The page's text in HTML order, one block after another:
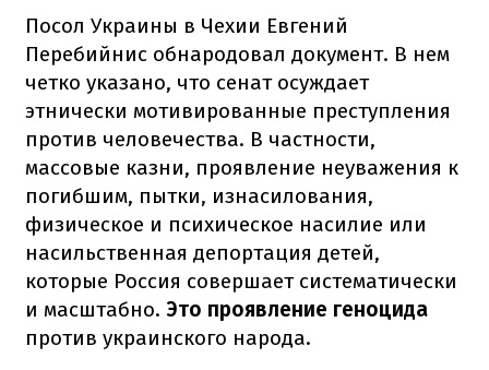
Посол Украины в Чехии Евгений
Перебийнис обнародовал документ. В нем
четко указано, что сенат осуждает
этнически мотивированные преступления
против человечества. В частности,
массовые казни, проявление неуважения к
погибшим, пытки, изнасилования,
физическое и психическое насилие или
насильственная депортация детей,
которые Россия совершает систематически
и масштабно. Это проявление геноцида
против украинского народа.